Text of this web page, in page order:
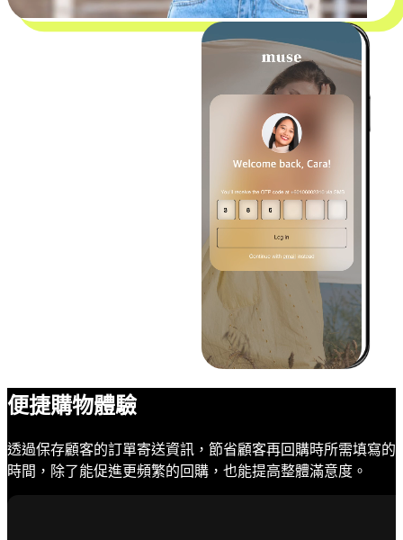
便捷購物體驗
透過保存顧客的訂單寄送資訊，節省顧客再回購時所需填寫的
時間，除了能促進更頻繁的回購，也能提高整體滿意度。